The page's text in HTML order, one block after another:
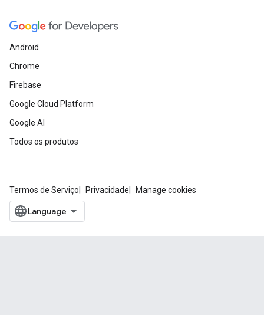
Android
Chrome
Firebase
Google Cloud Platform
Google AI
Todos os produtos
Termos de Serviço Privacidade Manage cookies